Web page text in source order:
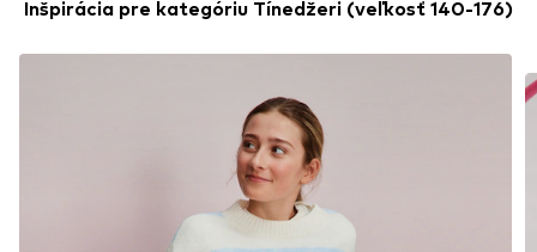
Inšpirácia pre kategóriu Tínedžeri (veľkosť 140-176)